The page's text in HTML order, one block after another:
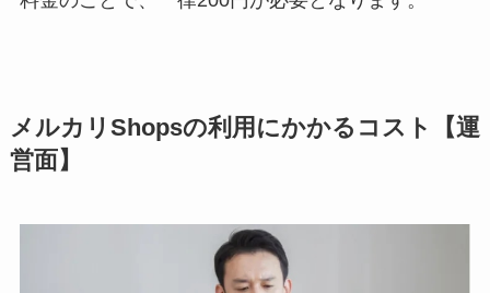
メルカリShopsの利用にかかるコスト【運
営面】